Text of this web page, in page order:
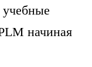
начиная